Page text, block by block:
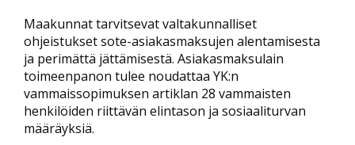
Maakunnat tarvitsevat valtakunnalliset
ohjeistukset sote-asiakasmaksujen alentamisesta
ja perimättä jättämisestä. Asiakasmaksulain
toimeenpanon tulee noudattaa YK:n
vammaissopimuksen artiklan 28 vammaisten
henkilöiden riittävän elintason ja sosiaaliturvan
määräyksiä.